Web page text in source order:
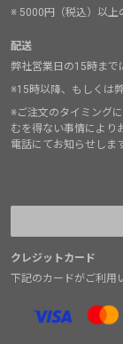
※ 5000円（税込）以上
配送
弊社営業日の15時まで
※15時以降、もしくは
※ご注文のタイミング
むを得ない事情により
電話にてお知らせします
クレジットカード
下記のカードがご利用